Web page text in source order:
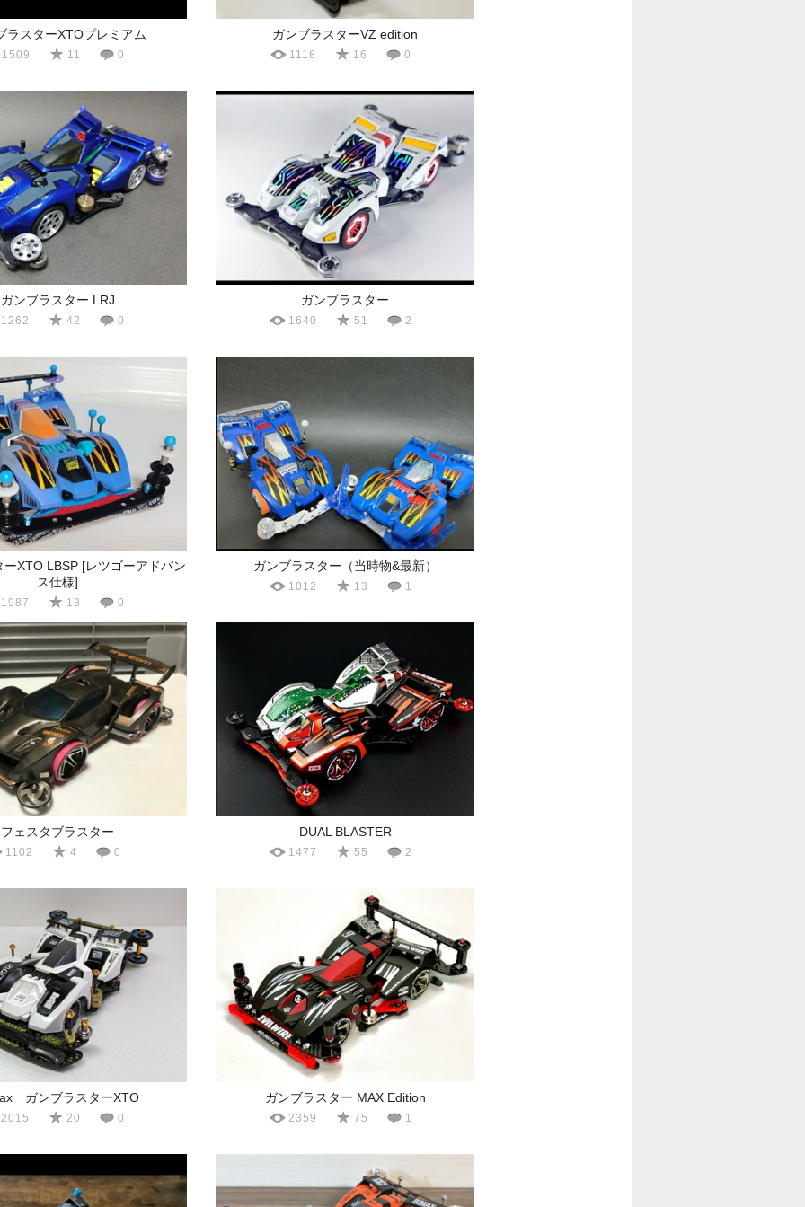
ラスターXTOプレミアム
1509 11 0
ガンブラスターVZ edition
1118 16 0
ガンブラスター LRJ
1262 42 0
ガンブラスター
1640 51 2
ーXTO LBSP [レツゴーアドバン
ス仕様]
1987 13 0
ガンブラスター（当時物&最新）
1012 13 1
フェスタブラスター
1102 4 0
DUAL BLASTER
1477 55 2
ガンブラスターXTO
2015 20 0
ガンブラスター MAX Edition
2359 75 1